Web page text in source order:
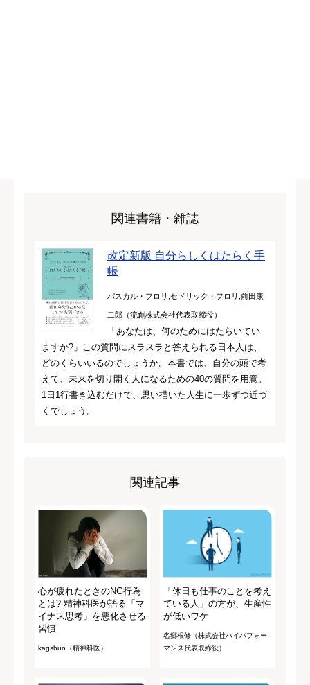
関連書籍・雑誌
改定新版 自分らしくはたらく手
帳
パスカル・フロリ,セドリック・フロリ,前田康
二郎（流創株式会社代表取締役）
「あなたは、何のためにはたらいてい
ますか?」この質問にスラスラと答えられる日本人は、
どのくらいいるのでしょうか。本書では、自分の頭で考
えて、未来を切り開く人になるための40の質問を用意。
1日1行書き込むだけで、思い描いた人生に一歩ずつ近づ
くでしょう。
関連記事
心が疲れたときのNG行為
とは? 精神科医が語る「マ
イナス思考」を悪化させる
習慣
kagshun（精神科医）
「休日も仕事のことを考え
ている人」の方が、生産性
が低いワケ
名郷根修（株式会社ハイパフォー
マンス代表取締役）